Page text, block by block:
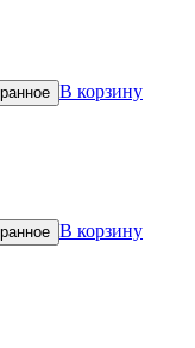
В корзину
В корзину